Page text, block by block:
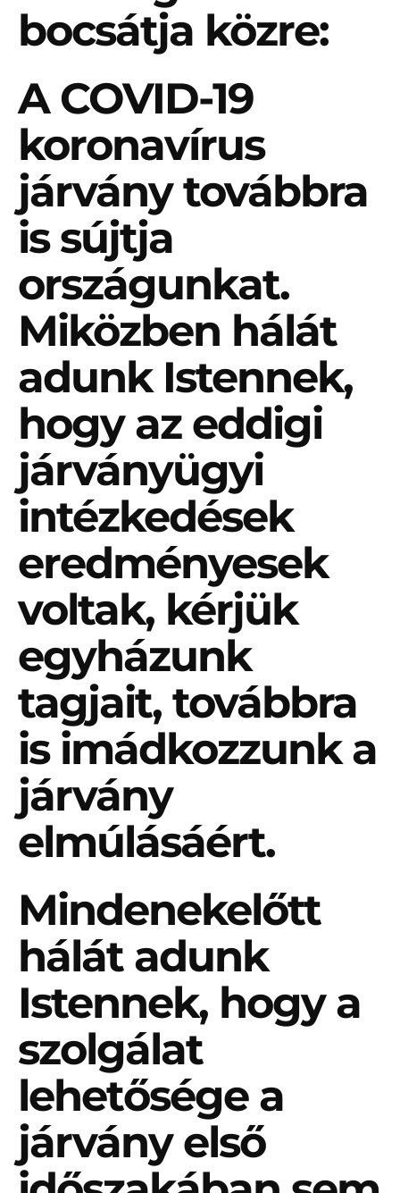
bocsátja közre:
A COVID-19
koronavírus
járvány továbbra
is sújtja
országunkat.
Miközben hálát
adunk Istennek,
hogy az eddigi
járványügyi
intézkedések
eredményesek
voltak, kérjük
egyházunk
tagjait, továbbra
is imádkozzunk a
járvány
elmúlásáért.
Mindenekelőtt
hálát adunk
Istennek, hogy a
szolgálat
lehetősége a
járvány első